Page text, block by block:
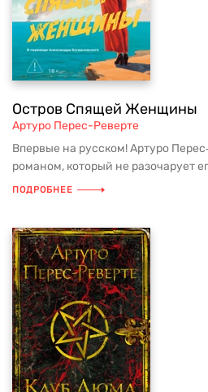
Остров Спящей Женщины
Артуро Перес-Реверте
Впервые на русском! Артуро
романом, который не разочарует
ПОДРОБНЕЕ